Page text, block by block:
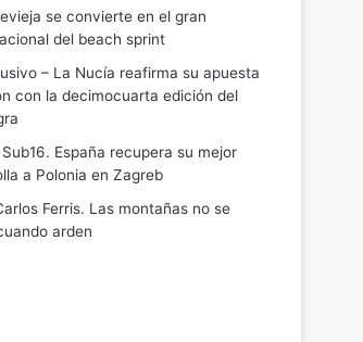
se convierte en el gran
del beach sprint
– La Nucía reafirma su apuesta
con la decimocuarta edición del
España recupera su mejor
a Polonia en Zagreb
Ferris. Las montañas no se
arden